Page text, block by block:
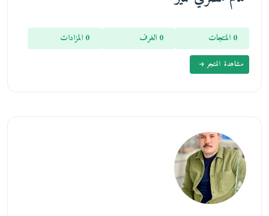
0 المنتجات 0 الغرف 0 المزادات
مشاهدة المتجر